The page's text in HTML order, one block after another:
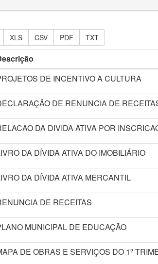
XLS CSV PDF TXT
DE INCENTIVO A CULTURA
DE RENUNCIA DE
DA DIVIDA ATIVA POR
DA DÍVIDA ATIVA DO IMOBILIÁRIO
DA DÍVIDA ATIVA MERCANTIL
DE RECEITAS
MUNICIPAL DE EDUCAÇÃO
DE OBRAS E SERVIÇOS DO 1º